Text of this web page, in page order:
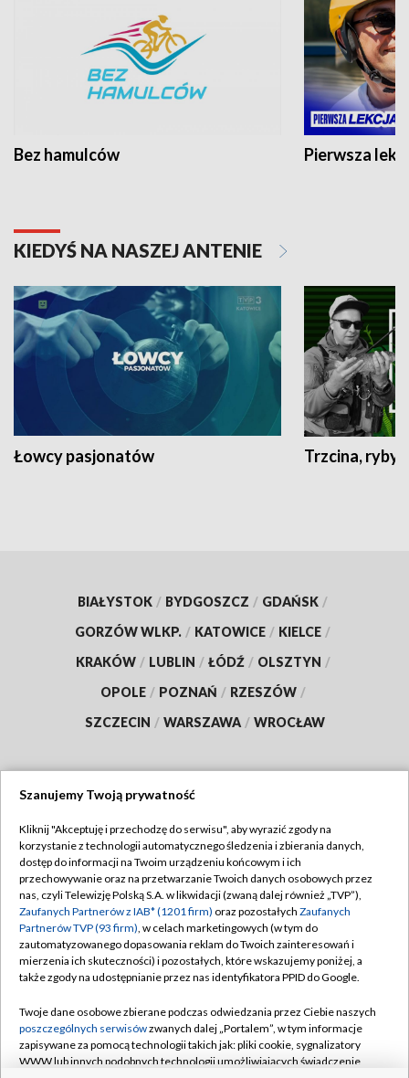
Bez hamulców Pierwsza
KIEDYŚ NA NASZEJ ANTENIE
Łowcy pasjonatów Trzcina, ryby
BIAŁYSTOK / BYDGOSZCZ / GDAŃSK /
GORZÓW WLKP. / KATOWICE / KIELCE /
KRAKÓW / LUBLIN / ŁÓDŹ / OLSZTYN /
OPOLE / POZNAŃ / RZESZÓW /
SZCZECIN / WARSZAWA / WROCŁAW
TVP
Abonament TVP
Emisja w TVP
Centrum informacji TVP
Naziemna Telewizja Cyfrowa
Rada Programowa
System NOS
Regulamin TVP
Polityka prywatności
Moje zgody
Pomoc
Kontakt
Szanujemy Twoją prywatność
Kliknij "Akceptuję i przechodzę do serwisu", aby wyrazić zgody na
korzystanie z technologii automatycznego śledzenia i zbierania danych,
dostęp do informacji na Twoim urządzeniu końcowym i ich
przechowywanie oraz na przetwarzanie Twoich danych osobowych przez
nas, czyli Telewizję Polską S.A. w likwidacji (zwaną dalej również „TVP”),
Zaufanych Partnerów z IAB* (1201 firm) oraz pozostałych Zaufanych
Partnerów TVP (93 firm), w celach marketingowych (w tym do
zautomatyzowanego dopasowania reklam do Twoich zainteresowań i
mierzenia ich skuteczności) i pozostałych, które wskazujemy poniżej, a
także zgody na udostępnianie przez nas identyfikatora PPID do Google.
Twoje dane osobowe zbierane podczas odwiedzania przez Ciebie naszych
poszczególnych serwisówzwanych dalej „Portalem”, w tym informacje
zapisywane za pomocą technologii takich jak: pliki cookie, sygnalizatory
WWW lub innych podobnych technologii umożliwiających świadczenie